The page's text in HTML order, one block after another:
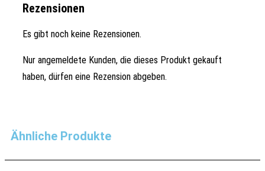
Rezensionen
Es gibt noch keine Rezensionen.
Nur angemeldete Kunden, die dieses Produkt gekauft
haben, dürfen eine Rezension abgeben.
Ähnliche Produkte